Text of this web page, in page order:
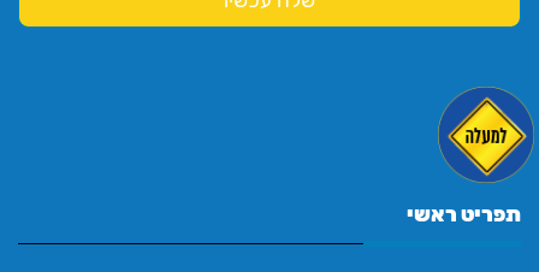
תפריט ראשי